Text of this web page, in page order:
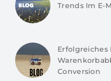
Trends Im E-
Erfolgreiches
Conversion